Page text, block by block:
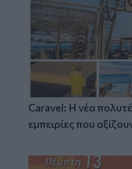
Caravel: Η νέα
εμπειρίες που